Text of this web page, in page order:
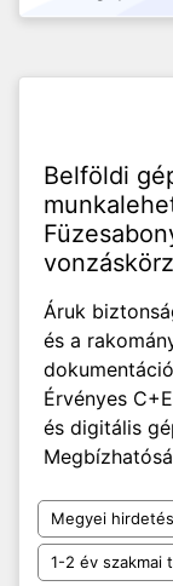
Belföldi
Áruk
és a
Érvényes
és digitális
Megyei hirdetés
1-2 év szakmai